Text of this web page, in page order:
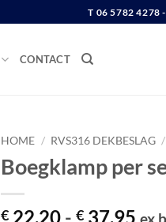
T 06 5782 4278
CONTACT
HOME / RVS316 DEKBESLAG /
Boegklamp per
€ 22,20 - € 37,95 ex